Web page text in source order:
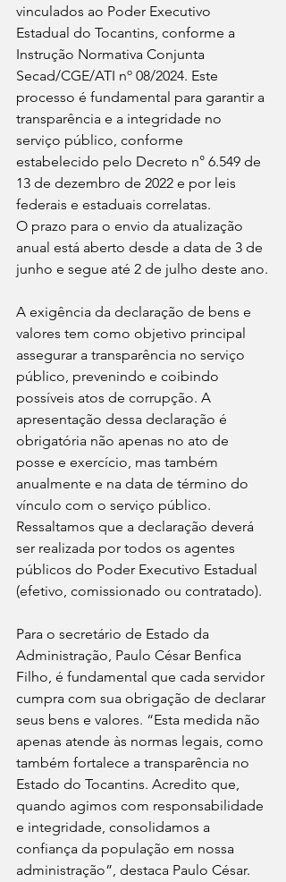
vinculados ao Poder Executivo
Estadual do Tocantins, conforme a
Instrução Normativa Conjunta
Secad/CGE/ATI nº 08/2024. Este
processo é fundamental para garantir a
transparência e a integridade no
serviço público, conforme
estabelecido pelo Decreto n° 6.549 de
13 de dezembro de 2022 e por leis
federais e estaduais correlatas.
O prazo para o envio da atualização
anual está aberto desde a data de 3 de
junho e segue até 2 de julho deste ano.
A exigência da declaração de bens e
valores tem como objetivo principal
assegurar a transparência no serviço
público, prevenindo e coibindo
possíveis atos de corrupção. A
apresentação dessa declaração é
obrigatória não apenas no ato de
posse e exercício, mas também
anualmente e na data de término do
vínculo com o serviço público.
Ressaltamos que a declaração deverá
ser realizada por todos os agentes
públicos do Poder Executivo Estadual
(efetivo, comissionado ou contratado).
Para o secretário de Estado da
Administração, Paulo César Benfica
Filho, é fundamental que cada servidor
cumpra com sua obrigação de declarar
seus bens e valores. “Esta medida não
apenas atende às normas legais, como
também fortalece a transparência no
Estado do Tocantins. Acredito que,
quando agimos com responsabilidade
e integridade, consolidamos a
confiança da população em nossa
administração”, destaca Paulo César.